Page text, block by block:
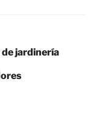
jardinería